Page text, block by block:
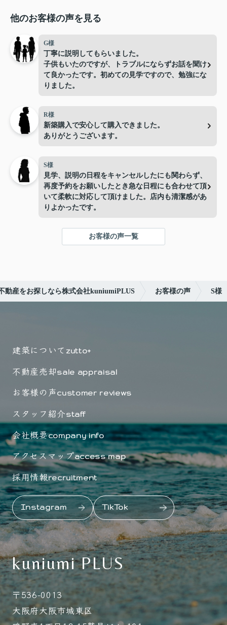
他のお客様の声を見る
G様
丁寧に説明してもらいました。
子供もいたのですが、トラブルにならずお話を聞け
て良かったです。初めての見学ですので、勉強にな
りました。
R様
新築購入で安心して購入できました。
ありがとうございます。
S様
見学、説明の日程をキャンセルしたにも関わらず、
再度予約をお願いしたとき急な日程にも合わせて頂
いて柔軟に対応して頂けました。店内も清潔感があ
りよかったです。
お客様の声一覧
動産をお探しなら株式会社kuniumiPLUS お客様の声 S様
建築について zutto+
不動産売却sale appraisal
お客様の声customer reviews
スタッフ紹介staff
会社概要company info
アクセスマップaccess map
採用情報recruitment
Instagram TikTok
kuniumi PLUS
〒536-0013
大阪府大阪市城東区